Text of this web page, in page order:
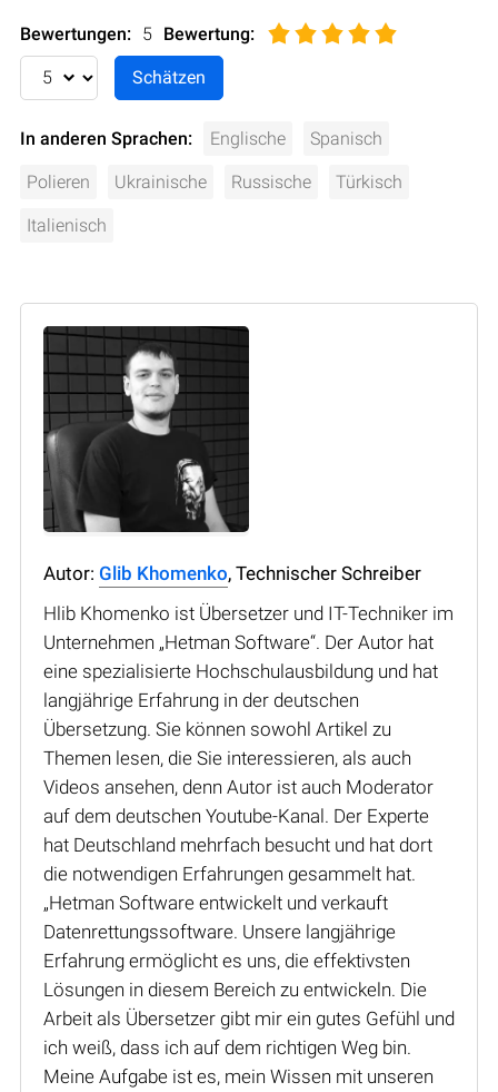
Bewertungen: 5 Bewertung:
In anderen Sprachen: Englische Spanisch
Polieren Ukrainische Russische Türkisch
Italienisch
Autor: Glib Khomenko, Technischer Schreiber
Hlib Khomenko ist Übersetzer und IT-Techniker im
Unternehmen „Hetman Software“. Der Autor hat
eine spezialisierte Hochschulausbildung und hat
langjährige Erfahrung in der deutschen
Übersetzung. Sie können sowohl Artikel zu
Themen lesen, die Sie interessieren, als auch
Videos ansehen, denn Autor ist auch Moderator
auf dem deutschen Youtube-Kanal. Der Experte
hat Deutschland mehrfach besucht und hat dort
die notwendigen Erfahrungen gesammelt hat.
„Hetman Software entwickelt und verkauft
Datenrettungssoftware. Unsere langjährige
Erfahrung ermöglicht es uns, die effektivsten
Lösungen in diesem Bereich zu entwickeln. Die
Arbeit als Übersetzer gibt mir ein gutes Gefühl und
ich weiß, dass ich auf dem richtigen Weg bin.
Meine Aufgabe ist es, mein Wissen mit unseren